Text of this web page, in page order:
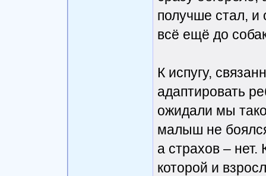
получше стал, и
всё ещё до
К испугу,
адаптировать
ожидали мы
малыш не
а страхов – нет.
которой и